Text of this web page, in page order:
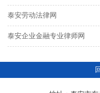
泰安劳动法律网
泰安企业金融专业律师网